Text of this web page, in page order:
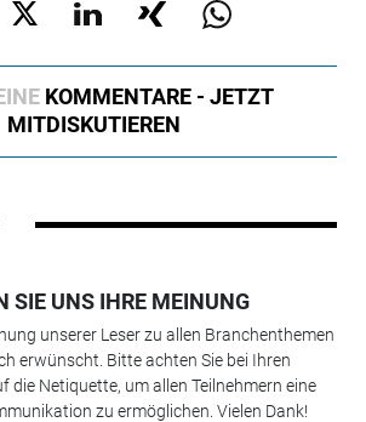
KOMMENTARE - JETZT
MITDISKUTIEREN
SIE UNS IHRE MEINUNG
unserer Leser zu allen Branchenthemen
erwünscht. Bitte achten Sie bei Ihren
die Netiquette, um allen Teilnehmern eine
zu ermöglichen. Vielen Dank!